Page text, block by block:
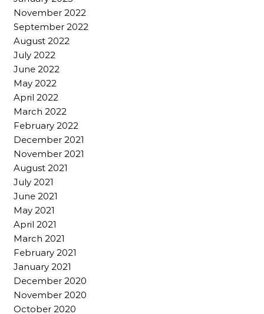
November 2022
September 2022
August 2022
July 2022
June 2022
May 2022
April 2022
March 2022
February 2022
December 2021
November 2021
August 2021
July 2021
June 2021
May 2021
April 2021
March 2021
February 2021
January 2021
December 2020
November 2020
October 2020